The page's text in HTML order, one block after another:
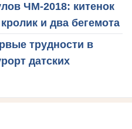
ЧМ-2018: китенок
и два бегемота
трудности в
датских